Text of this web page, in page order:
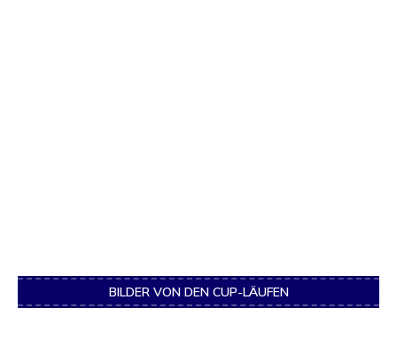
BILDER VON DEN CUP-LÄUFEN